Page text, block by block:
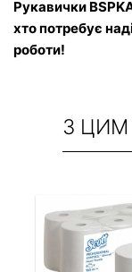
Рукавички
хто потребує
роботи!
З